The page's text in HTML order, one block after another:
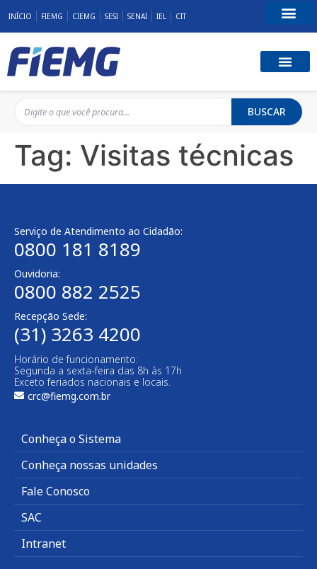
INÍCIO FIEMG CIEMG SESI SENAI IEL CIT
BUSCAR
Tag: Visitas técnicas
Serviço de Atendimento ao Cidadão:
0800 181 8189
Ouvidoria:
0800 882 2525
Recepção Sede:
(31) 3263 4200
Horário de funcionamento:
Segunda a sexta-feira das 8h às 17h
Exceto feriados nacionais e locais.
crc@fiemg.com.br
Conheça o Sistema
Conheça nossas unidades
Fale Conosco
SAC
Intranet